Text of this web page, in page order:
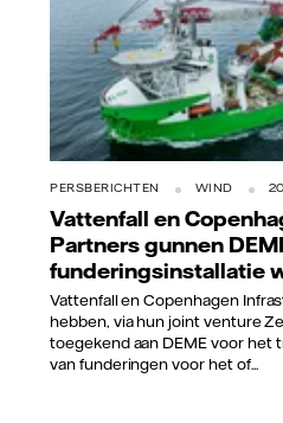
PERSBERICHTEN WIND
Vattenfall en
Partners gunnen
funderingsinstallatie
Vattenfall en Copenhagen
hebben, via hun joint venture
toegekend aan DEME voor het
van funderingen voor het of...